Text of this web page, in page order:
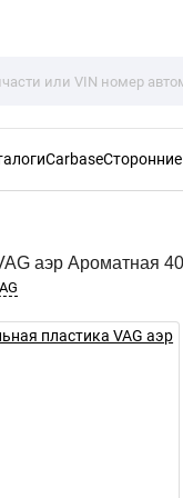
Carbase
аэр Ароматная